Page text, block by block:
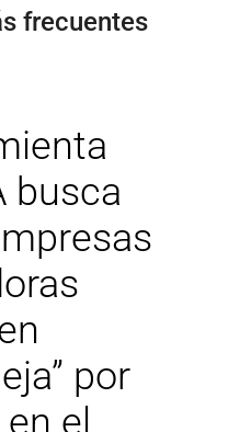
frecuentes
busca
por
el